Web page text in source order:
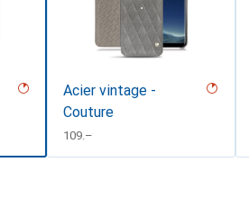
Acier vintage -
Couture
CHF
109.–